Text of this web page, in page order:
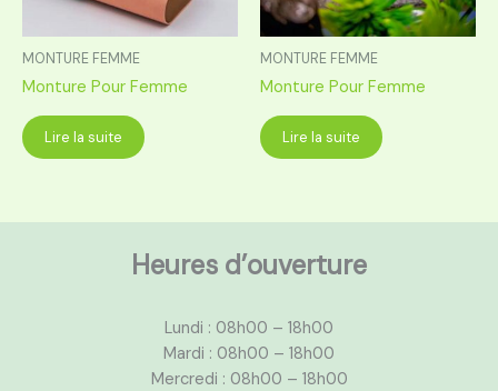
MONTURE FEMME
Monture Pour Femme
Lire la suite
MONTURE FEMME
Monture Pour Femme
Lire la suite
Heures d’ouverture
Lundi : 08h00 – 18h00
Mardi : 08h00 – 18h00
Mercredi : 08h00 – 18h00